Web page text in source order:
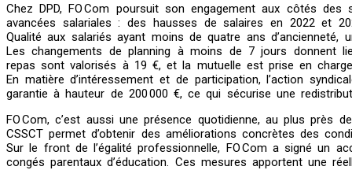
Chez DPD, FO Com poursuit son engagement aux côtés
avancées salariales : des hausses de salaires en 2022 et
Qualité aux salariés ayant moins de quatre ans
Les changements de planning à moins de 7 jours donnent
repas sont valorisés à 19 €, et la mutuelle est prise en charge
En matière d’intéressement et de participation, l’action
garantie à hauteur de 200 000 €, ce qui sécurise une
FO Com, c’est aussi une présence quotidienne, au plus
CSSCT permet d’obtenir des améliorations concrètes des
Sur le front de l’égalité professionnelle, FO Com a signé un
congés parentaux d’éducation. Ces mesures apportent une